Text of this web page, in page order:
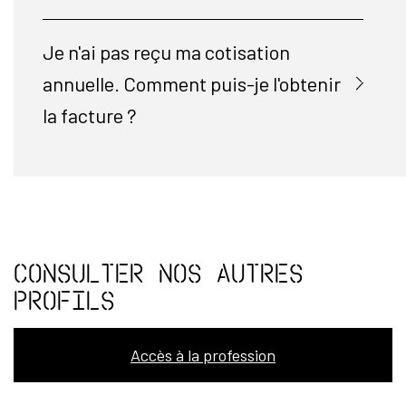
Je n'ai pas reçu ma cotisation
annuelle. Comment puis-je l'obtenir
la facture ?
Consulter nos autres
profils
Accès à la profession